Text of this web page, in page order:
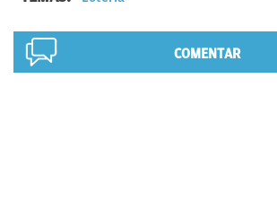
COMENTAR